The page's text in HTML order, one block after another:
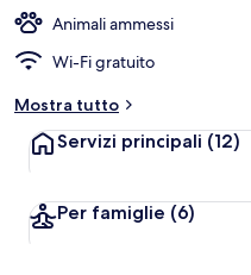
Animali ammessi
Wi-Fi gratuito
Mostra tutto
Servizi principali (12)
Per famiglie (6)